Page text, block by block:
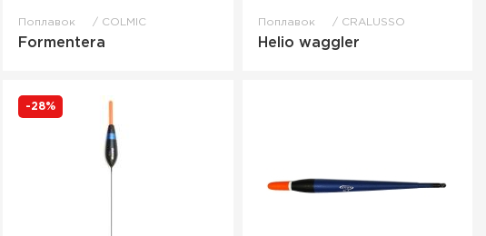
Поплавок COLMIC
Formentera
Поплавок CRALUSSO
Helio waggler
-28%